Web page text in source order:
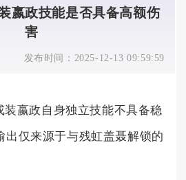
嬴政技能是否具备高额伤
害
发布时间： 2025-12-13 09:59:59
装嬴政自身独立技能不具备稳
出仅来源于与残虹盖聂解锁的